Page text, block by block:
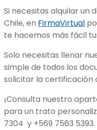
Si necesitas alquilar
Chile, en FirmaVirtual
te hacemos más fácil
Solo necesitas llenar
simple de todos los
solicitar la certificación
¡Consulta nuestro
para un trato
7304 y +569 7563 5393.